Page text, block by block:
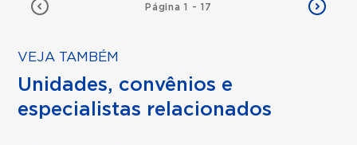
Página 1 - 17
VEJA TAMBÉM
Unidades, convênios e
especialistas relacionados